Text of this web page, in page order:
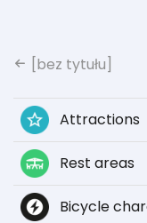
[bez tytułu]
Attractions
Rest areas
Bicycle